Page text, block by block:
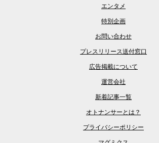
エンタメ
特別企画
お問い合わせ
プレスリリース送付窓口
広告掲載について
運営会社
新着記事一覧
オトナンサーとは？
プライバシーポリシー